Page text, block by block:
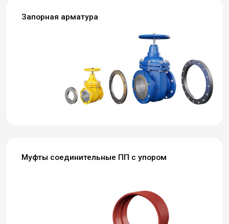
Запорная арматура
Муфты соединительные ПП с упором